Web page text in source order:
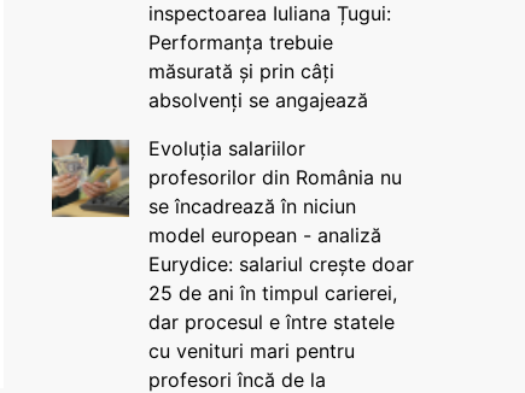
inspectoarea Iuliana Țugui:
Performanța trebuie
măsurată și prin câți
absolvenți se angajează
Evoluția salariilor
profesorilor din România nu
se încadrează în niciun
model european - analiză
Eurydice: salariul crește doar
25 de ani în timpul carierei,
dar procesul e între statele
cu venituri mari pentru
profesori încă de la